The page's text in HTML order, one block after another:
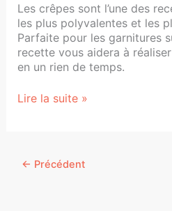
Les crêpes sont l’une des
les plus polyvalentes et les
Parfaite pour les garnitures
recette vous aidera à
en un rien de temps.
Lire la suite »
← Précédent